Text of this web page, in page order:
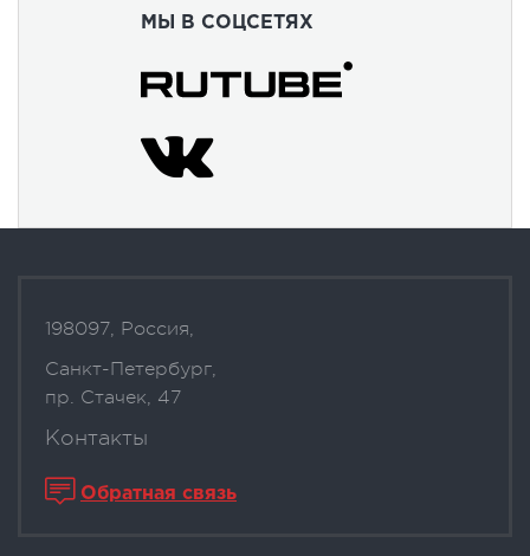
МЫ В СОЦСЕТЯХ
198097, Россия,
Санкт-Петербург,
пр. Стачек, 47
Контакты
Обратная связь